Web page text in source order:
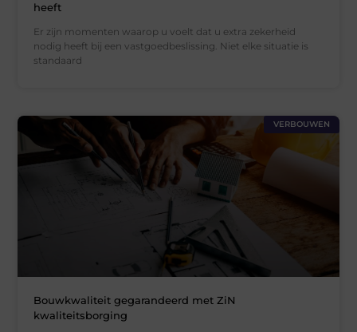
heeft
Er zijn momenten waarop u voelt dat u extra zekerheid
nodig heeft bij een vastgoedbeslissing. Niet elke situatie is
standaard
VERBOUWEN
Bouwkwaliteit gegarandeerd met ZiN
kwaliteitsborging